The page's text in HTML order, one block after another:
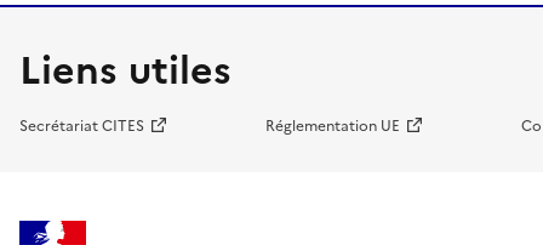
Liens utiles
Secrétariat CITES Réglementation UE